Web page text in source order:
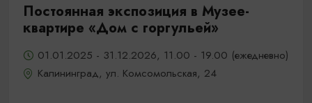
Постоянная экспозиция в Музее-
квартире «Дом с горгульей»
01.01.2025 - 31.12.2026, 11.00 - 19.00 (ежедневно)
Калининград, ул. Комсомольская, 24